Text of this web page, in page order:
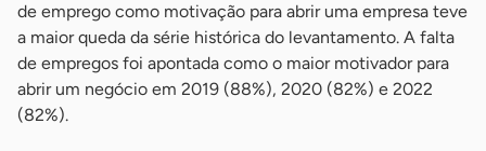
de emprego como motivação para abrir uma empresa teve
a maior queda da série histórica do levantamento. A falta
de empregos foi apontada como o maior motivador para
abrir um negócio em 2019 (88%), 2020 (82%) e 2022
(82%).